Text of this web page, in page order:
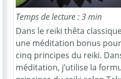
Temps de lecture : 3 min
Dans le reiki thêta
une méditation bonus
cinq principes du reiki.
méditation, j’utilise la